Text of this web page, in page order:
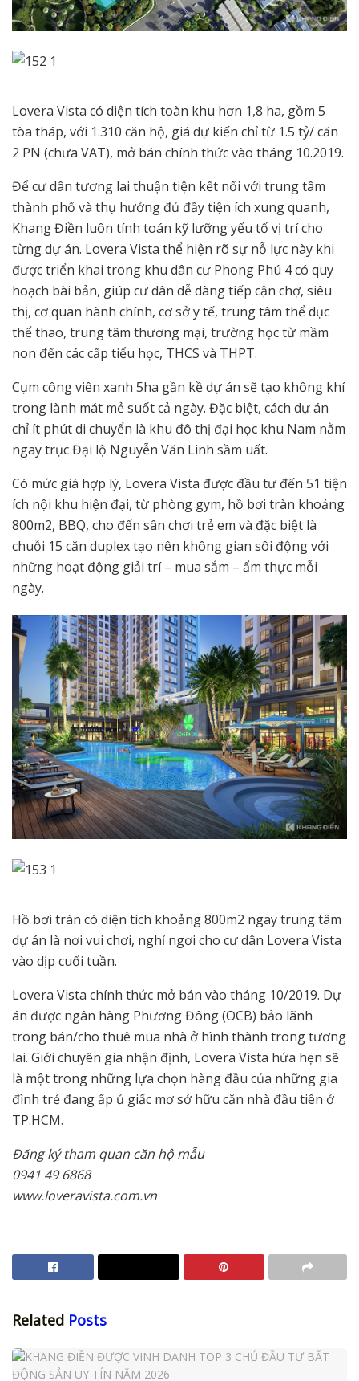
Lovera Vista có diện tích toàn khu hơn 1,8 ha, gồm 5
tòa tháp, với 1.310 căn hộ, giá dự kiến chỉ từ 1.5 tỷ/ căn
2 PN (chưa VAT), mở bán chính thức vào tháng 10.2019.
Để cư dân tương lai thuận tiện kết nối với trung tâm
thành phố và thụ hưởng đủ đầy tiện ích xung quanh,
Khang Điền luôn tính toán kỹ lưỡng yếu tố vị trí cho
từng dự án. Lovera Vista thể hiện rõ sự nỗ lực này khi
được triển khai trong khu dân cư Phong Phú 4 có quy
hoạch bài bản, giúp cư dân dễ dàng tiếp cận chợ, siêu
thị, cơ quan hành chính, cơ sở y tế, trung tâm thể dục
thể thao, trung tâm thương mại, trường học từ mầm
non đến các cấp tiểu học, THCS và THPT.
Cụm công viên xanh 5ha gần kề dự án sẽ tạo không khí
trong lành mát mẻ suốt cả ngày. Đặc biệt, cách dự án
chỉ ít phút di chuyển là khu đô thị đại học khu Nam nằm
ngay trục Đại lộ Nguyễn Văn Linh sầm uất.
Có mức giá hợp lý, Lovera Vista được đầu tư đến 51 tiện
ích nội khu hiện đại, từ phòng gym, hồ bơi tràn khoảng
800m2, BBQ, cho đến sân chơi trẻ em và đặc biệt là
chuỗi 15 căn duplex tạo nên không gian sôi động với
những hoạt động giải trí – mua sắm – ẩm thực mỗi
ngày.
Hồ bơi tràn có diện tích khoảng 800m2 ngay trung tâm
dự án là nơi vui chơi, nghỉ ngơi cho cư dân Lovera Vista
vào dịp cuối tuần.
Lovera Vista chính thức mở bán vào tháng 10/2019. Dự
án được ngân hàng Phương Đông (OCB) bảo lãnh
trong bán/cho thuê mua nhà ở hình thành trong tương
lai. Giới chuyên gia nhận định, Lovera Vista hứa hẹn sẽ
là một trong những lựa chọn hàng đầu của những gia
đình trẻ đang ấp ủ giấc mơ sở hữu căn nhà đầu tiên ở
TP.HCM.
Đăng ký tham quan căn hộ mẫu
0941 49 6868
www.loveravista.com.vn
Related Posts